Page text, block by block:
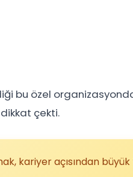
bu özel
dikkat çekti.
kariyer açısından